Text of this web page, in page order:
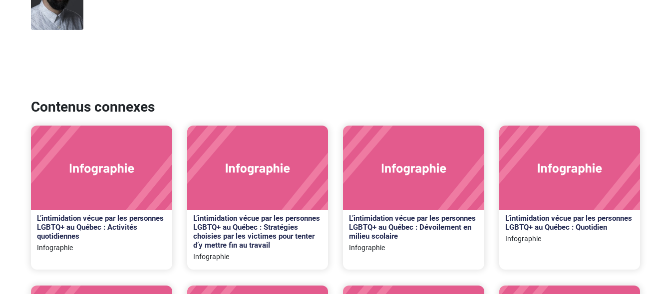
Contenus connexes
L’intimidation vécue par les personnes
LGBTQ+ au Québec : Activités
quotidiennes
Infographie
L’intimidation vécue par les personnes
LGBTQ+ au Québec : Stratégies
choisies par les victimes pour tenter
d’y mettre fin au travail
Infographie
L’intimidation vécue par les personnes
LGBTQ+ au Québec : Dévoilement en
milieu scolaire
Infographie
L’intimidation vécue par les personnes
LGBTQ+ au Québec : Quotidien
Infographie